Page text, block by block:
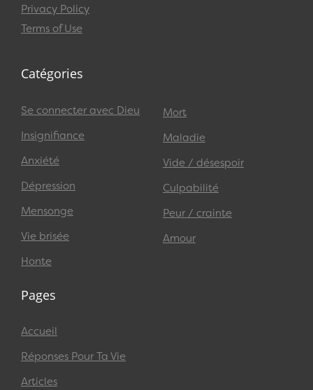
Privacy Policy
Terms of Use
Catégories
Se connecter avec Dieu
Insignifiance
Anxiété
Dépression
Mensonge
Vie brisée
Honte
Mort
Maladie
Vide / désespoir
Culpabilité
Peur / crainte
Amour
Pages
Accueil
Réponses Pour Ta Vie
Articles